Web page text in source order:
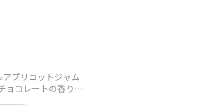
プリコットジャム
ョコレートの香りが